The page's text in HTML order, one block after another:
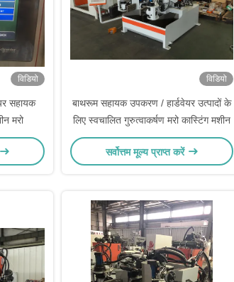
विडियो
सहायक
मरो
विडियो
बाथरूम सहायक उपकरण / हार्डवेयर उत्पादों के
लिए स्वचालित गुरुत्वाकर्षण मरो कास्टिंग मशीन
सर्वोत्तम मूल्य प्राप्त करें